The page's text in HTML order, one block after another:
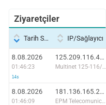
Ziyaretçiler
Tarih Saati IP/Sağlayıcı
8.08.2026
01:46:23
14s
125.209.116.42:42818
Multinet 125-116/24
8.08.2026
01:46:09
181.136.165.20:40564
EPM Telecomunicaciones S.A. E.S.P.